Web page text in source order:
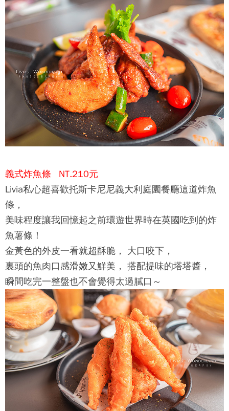
義式炸魚條 NT.210元
Livia私心超喜歡托斯卡尼尼義大利庭園餐廳這道炸魚
條，
美味程度讓我回憶起之前環遊世界時在英國吃到的炸
魚薯條！
金黃色的外皮一看就超酥脆， 大口咬下，
裏頭的魚肉口感滑嫩又鮮美， 搭配提味的塔塔醬，
瞬間吃完一整盤也不會覺得太過膩口～